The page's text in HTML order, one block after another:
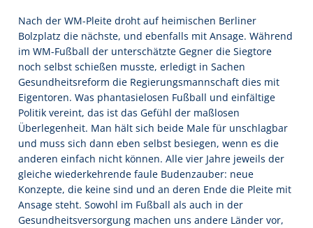
Nach der WM-Pleite droht auf heimischen Berliner
Bolzplatz die nächste, und ebenfalls mit Ansage. Während
im WM-Fußball der unterschätzte Gegner die Siegtore
noch selbst schießen musste, erledigt in Sachen
Gesundheitsreform die Regierungsmannschaft dies mit
Eigentoren. Was phantasielosen Fußball und einfältige
Politik vereint, das ist das Gefühl der maßlosen
Überlegenheit. Man hält sich beide Male für unschlagbar
und muss sich dann eben selbst besiegen, wenn es die
anderen einfach nicht können. Alle vier Jahre jeweils der
gleiche wiederkehrende faule Budenzauber: neue
Konzepte, die keine sind und an deren Ende die Pleite mit
Ansage steht. Sowohl im Fußball als auch in der
Gesundheitsversorgung machen uns andere Länder vor,